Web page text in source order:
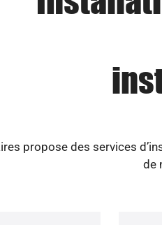
propose des services
de